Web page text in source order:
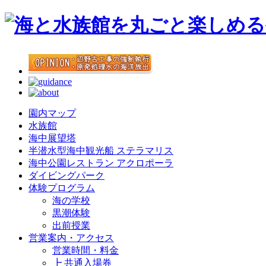
園内マップ
水族館
海中展望塔
半潜水型海中観光船 ステラマリス
海中公園レストラン アクロポーラ
ダイビングパーク
体験プログラム
海の学校
黒潮体験
出前授業
営業案内・アクセス
営業時間・料金
┣ 共通入場券